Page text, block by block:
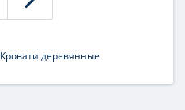
Кровати деревянные